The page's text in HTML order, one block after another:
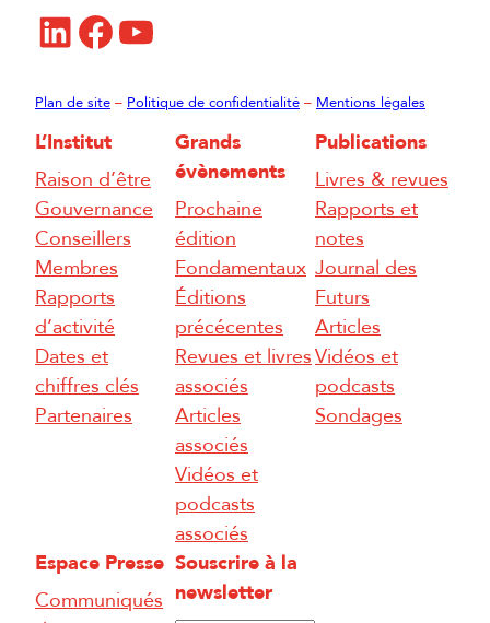
LinkedIn Facebook YouTube
Plan de site – Politique de confidentialité – Mentions légales
L’Institut
Raison d’être
Gouvernance
Conseillers
Membres
Rapports
d’activité
Dates et
chiffres clés
Partenaires
Grands
évènements
Prochaine
édition
Fondamentaux
Éditions
précécentes
Revues et livres
associés
Articles
associés
Vidéos et
podcasts
associés
Publications
Livres & revues
Rapports et
notes
Journal des
Futurs
Articles
Vidéos et
podcasts
Sondages
Espace Presse
Communiqués
Souscrire à la
newsletter